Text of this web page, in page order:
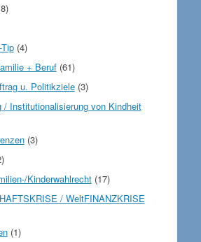
(4)
+ Beruf(61)
u. Politikziele(3)
/ Institutionalisierung von Kindheit
(3)
Kinderwahlrecht(17)
/ WeltFINANZKRISE
(1)